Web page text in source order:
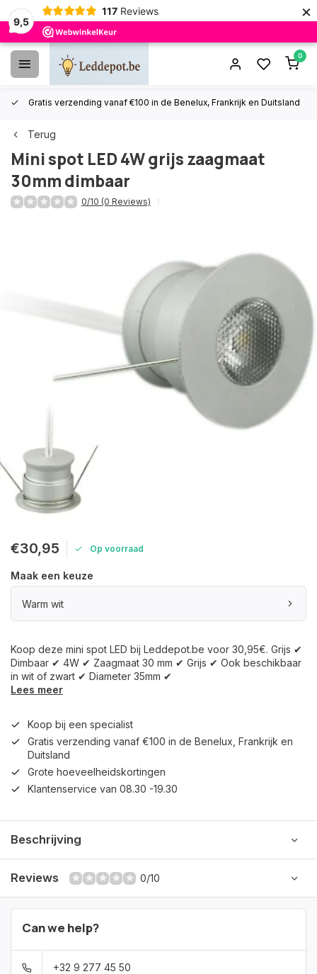
9,5
117 Reviews ×
0
Gratis verzending vanaf €100 in de Benelux, Frankrijk en Duitsland
Terug
Mini spot LED 4W grijs zaagmaat
30mm dimbaar
0/10 (0 Reviews)
€30,95 Op voorraad
Maak een keuze
Warm wit
Koop deze mini spot LED bij Leddepot.be voor 30,95€. Grijs ✔
Dimbaar ✔ 4W ✔ Zaagmaat 30 mm ✔ Grijs ✔ Ook beschikbaar
in wit of zwart ✔ Diameter 35mm ✔
Lees meer
Koop bij een specialist
Gratis verzending vanaf €100 in de Benelux, Frankrijk en
Duitsland
Grote hoeveelheidskortingen
Klantenservice van 08.30 -19.30
Beschrijving
Reviews 0/10
Can we help?
+32 9 277 45 50